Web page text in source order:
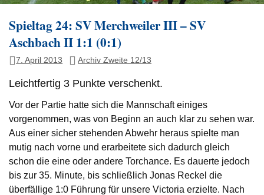
Spieltag 24: SV Merchweiler III – SV
Aschbach II 1:1 (0:1)
7. April 2013 Archiv Zweite 12/13
Leichtfertig 3 Punkte verschenkt.
Vor der Partie hatte sich die Mannschaft einiges
vorgenommen, was von Beginn an auch klar zu sehen war.
Aus einer sicher stehenden Abwehr heraus spielte man
mutig nach vorne und erarbeitete sich dadurch gleich
schon die eine oder andere Torchance. Es dauerte jedoch
bis zur 35. Minute, bis schließlich Jonas Reckel die
überfällige 1:0 Führung für unsere Victoria erzielte. Nach